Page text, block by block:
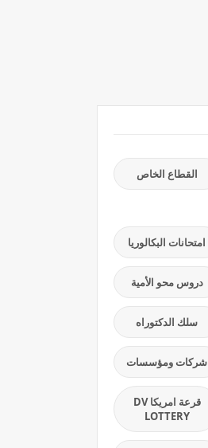
القطاع الخاص
امتحانات البكالوريا
دروس محو الأمية
سلك الدكتوراه
شركات ومؤسسات
قرعة امريكا DV
LOTTERY